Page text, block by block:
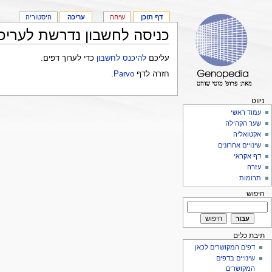
כניסה לחשבון נדרשת
עליכם להיכנס לחשבון כדי לערוך דפים.
חזרה לדף Parvo
דף תוכן שיחה עריכה היסטוריה
ניווט
עמוד ראשי
שער הקהילה
אקטואליה
שינויים אחרונים
דף אקראי
עזרה
תרומות
חיפוש
תיבת כלים
דפים המקושרים לכאן
שינויים בדפים
המקושרים